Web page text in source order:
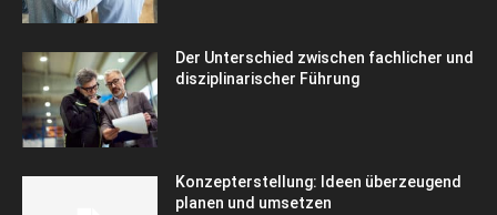
Der Unterschied zwischen fachlicher und
disziplinarischer Führung
Konzepterstellung: Ideen überzeugend
planen und umsetzen